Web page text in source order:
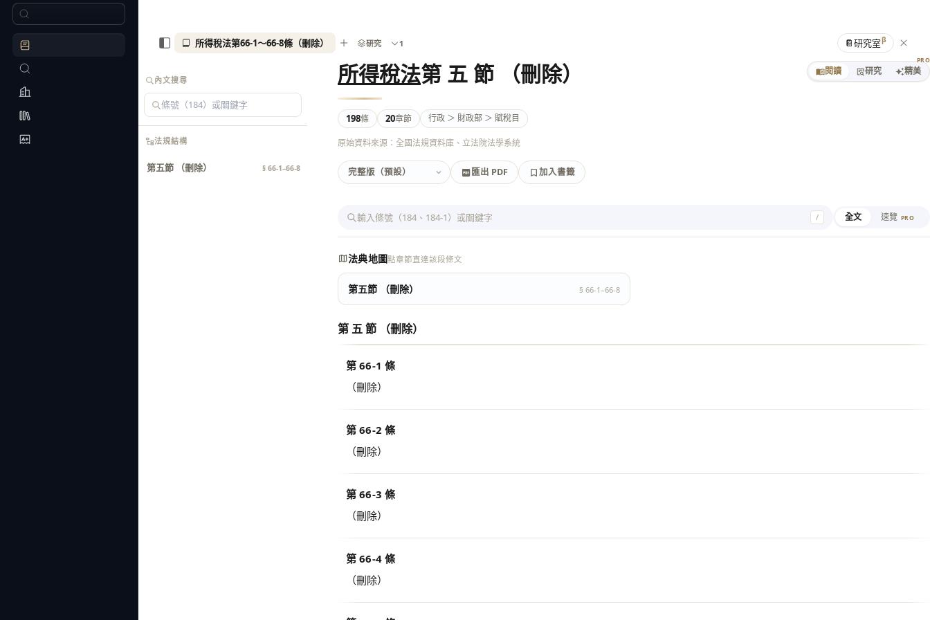
內文搜尋
法規結構
第五節 （刪除） § 66-1–66-8
所得稅法第 五 節 （刪除） 閱讀 研究 精美
PRO
198條 20章節 行政 ＞ 財政部 ＞ 賦稅目
原始資料來源：全國法規資料庫、立法院法學系統
匯出 PDF 加入書籤
匯出 PDF
加入書籤
/ 全文 速覽 PRO
法典地圖點章節直達該段條文
第五節 （刪除） § 66-1–66-8
第 五 節 （刪除）
第 66-1 條
（刪除）
第 66-2 條
（刪除）
第 66-3 條
（刪除）
第 66-4 條
（刪除）
所得稅法第66-1～66-8條（刪除） 研究 1 📔研究室β